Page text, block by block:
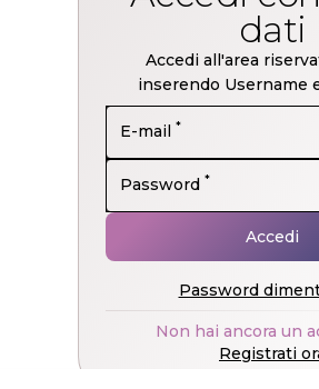
dati
Accedi all'area
inserendo Username
E-mail *
Password *
Accedi
Password
Non hai ancora un
Registrati